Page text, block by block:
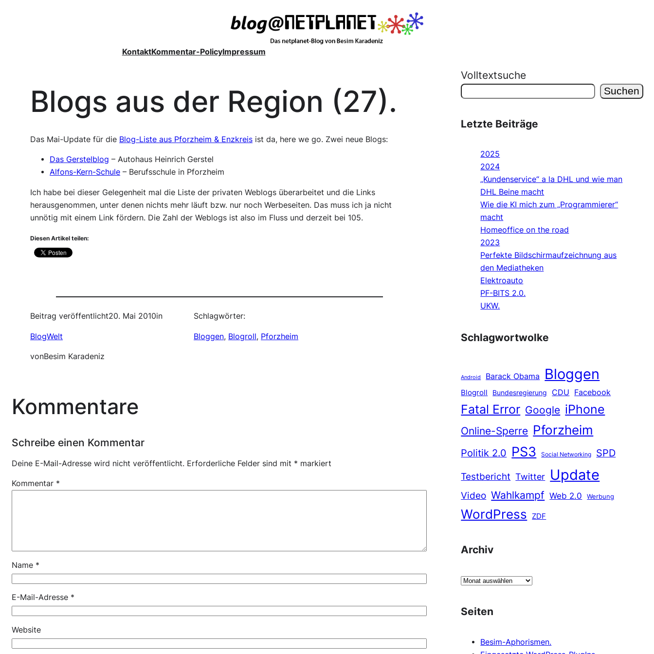
KontaktKommentar-PolicyImpressum
Blogs aus der Region (27).
Das Mai-Update für die Blog-Liste aus Pforzheim & Enzkreis ist da, here we go. Zwei neue Blogs:
Das Gerstelblog – Autohaus Heinrich Gerstel
Alfons-Kern-Schule – Berufsschule in Pforzheim
Ich habe bei dieser Gelegenheit mal die Liste der privaten Weblogs überarbeitet und die Links
herausgenommen, unter denen nichts mehr läuft bzw. nur noch Werbeseiten. Das muss ich ja nicht
unnötig mit einem Link fördern. Die Zahl der Weblogs ist also im Fluss und derzeit bei 105.
Diesen Artikel teilen:
Beitrag veröffentlicht20. Mai 2010in
BlogWelt
vonBesim Karadeniz
Schlagwörter:
Bloggen, Blogroll, Pforzheim
Kommentare
Schreibe einen Kommentar
Deine E-Mail-Adresse wird nicht veröffentlicht. Erforderliche Felder sind mit * markiert
Kommentar *
Name *
E-Mail-Adresse *
Website
Volltextsuche
Suchen
Letzte Beiträge
2025
2024
„Kundenservice“ a la DHL und wie man
DHL Beine macht
Wie die KI mich zum „Programmierer“
macht
Homeoffice on the road
2023
Perfekte Bildschirmaufzeichnung aus
den Mediatheken
Elektroauto
PF-BITS 2.0.
UKW.
Schlagwortwolke
Android Barack Obama Bloggen
Blogroll Bundesregierung CDU Facebook
Fatal Error Google iPhone
Online-Sperre Pforzheim
Politik 2.0 PS3 Social Networking
SPD
Testbericht Twitter Update
Video Wahlkampf Web 2.0 Werbung
WordPress ZDF
Archiv
A
h
Seiten
Besim-Aphorismen.